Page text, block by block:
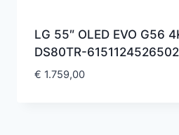
LG 55″ OLED EVO G56
DS80TR-6151124526502
€ 1.759,00